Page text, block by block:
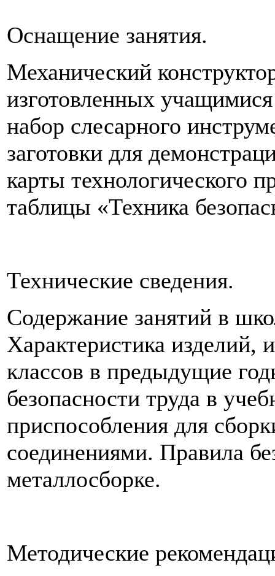
Оснащение занятия.
Механический
изготовлен­ных
набор слесарного
заготовки для
карты технологического
таблицы «Техника
Технические сведения.
Содержание занятий в
Характеристика изделий,
классов в предыдущие
безопасности труда в
приспособления для
соединениями. Правила
металлосборке.
Методические